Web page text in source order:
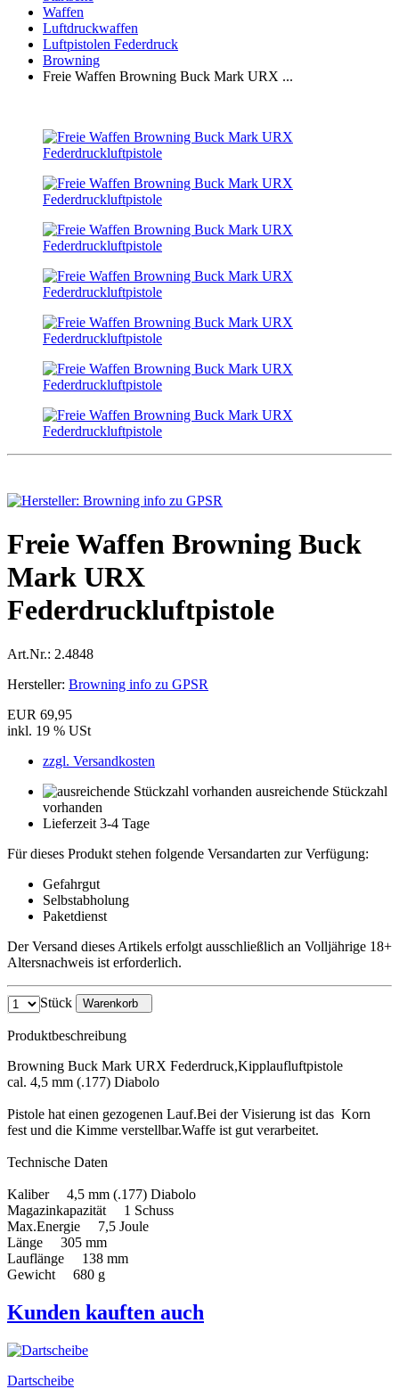
Waffen
Luftdruckwaffen
Luftpistolen Federdruck
Browning
Freie Waffen Browning Buck Mark URX ...
Freie Waffen Browning Buck
Mark URX
Federdruckluftpistole
Art.Nr.: 2.4848
Hersteller: Browning info zu GPSR
EUR 69,95
inkl. 19 % USt
zzgl. Versandkosten
ausreichende Stückzahl
vorhanden
Lieferzeit 3-4 Tage
Für dieses Produkt stehen folgende Versandarten zur Verfügung:
Gefahrgut
Selbstabholung
Paketdienst
Der Versand dieses Artikels erfolgt ausschließlich an Volljährige 18+
Altersnachweis ist erforderlich.
Stück Warenkorb
Produktbeschreibung
Browning Buck Mark URX Federdruck,Kipplaufluftpistole
cal. 4,5 mm (.177) Diabolo
Pistole hat einen gezogenen Lauf.Bei der Visierung ist das Korn
fest und die Kimme verstellbar.Waffe ist gut verarbeitet.
Technische Daten
Kaliber 4,5 mm (.177) Diabolo
Magazinkapazität 1 Schuss
Max.Energie 7,5 Joule
Länge 305 mm
Lauflänge 138 mm
Gewicht 680 g
Kunden kauften auch
Dartscheibe